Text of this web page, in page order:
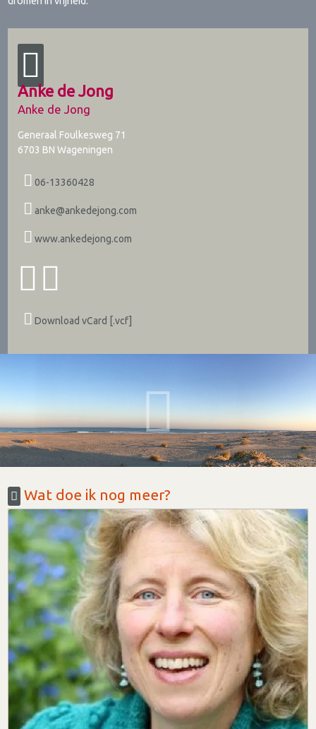
Anke de Jong
Anke de Jong
Generaal Foulkesweg 71
6703 BN Wageningen
06-13360428
anke@ankedejong.com
www.ankedejong.com
Download vCard [.vcf]
Wat doe ik nog meer?